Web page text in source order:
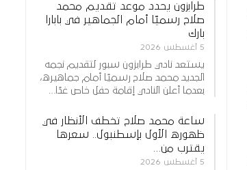
طرابزون يحدد موعد تقديم محمد
صلاح رسميًا أمام الجماهير في بابارا
بارك
5 أغسطس 2026
يستعد نادي طرابزون سبور لتقديم نجمه
الجديد محمد صلاح رسميًا أمام جماهيره،
بعدما أعلن النادي إقامة حفل خاص غدًا…
ساعة محمد صلاح تخطف الأنظار في
ظهوره الأول بإسطنبول.. سعرها
يقترب من…
5 أغسطس 2026